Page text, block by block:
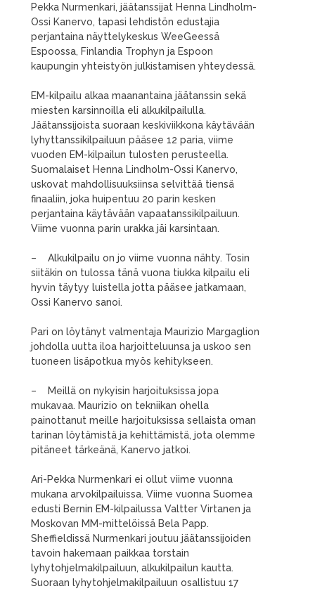
Pekka Nurmenkari, jäätanssijat Henna Lindholm-
Ossi Kanervo, tapasi lehdistön edustajia
perjantaina näyttelykeskus WeeGeessä
Espoossa, Finlandia Trophyn ja Espoon
kaupungin yhteistyön julkistamisen yhteydessä.
EM-kilpailu alkaa maanantaina jäätanssin sekä
miesten karsinnoilla eli alkukilpailulla.
Jäätanssijoista suoraan keskiviikkona käytävään
lyhyttanssikilpailuun pääsee 12 paria, viime
vuoden EM-kilpailun tulosten perusteella.
Suomalaiset Henna Lindholm-Ossi Kanervo,
uskovat mahdollisuuksiinsa selvittää tiensä
finaaliin, joka huipentuu 20 parin kesken
perjantaina käytävään vapaatanssikilpailuun.
Viime vuonna parin urakka jäi karsintaan.
– Alkukilpailu on jo viime vuonna nähty. Tosin
siitäkin on tulossa tänä vuona tiukka kilpailu eli
hyvin täytyy luistella jotta pääsee jatkamaan,
Ossi Kanervo sanoi.
Pari on löytänyt valmentaja Maurizio Margaglion
johdolla uutta iloa harjoitteluunsa ja uskoo sen
tuoneen lisäpotkua myös kehitykseen.
– Meillä on nykyisin harjoituksissa jopa
mukavaa. Maurizio on tekniikan ohella
painottanut meille harjoituksissa sellaista oman
tarinan löytämistä ja kehittämistä, jota olemme
pitäneet tärkeänä, Kanervo jatkoi.
Ari-Pekka Nurmenkari ei ollut viime vuonna
mukana arvokilpailuissa. Viime vuonna Suomea
edusti Bernin EM-kilpailussa Valtter Virtanen ja
Moskovan MM-mittelöissä Bela Papp.
Sheffieldissä Nurmenkari joutuu jäätanssijoiden
tavoin hakemaan paikkaa torstain
lyhytohjelmakilpailuun, alkukilpailun kautta.
Suoraan lyhytohjelmakilpailuun osallistuu 17